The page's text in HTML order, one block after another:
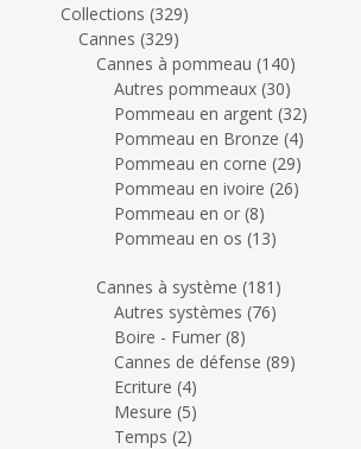
Collections (329)
Cannes (329)
Cannes à pommeau (140)
Autres pommeaux (30)
Pommeau en argent (32)
Pommeau en Bronze (4)
Pommeau en corne (29)
Pommeau en ivoire (26)
Pommeau en or (8)
Pommeau en os (13)
Cannes à système (181)
Autres systèmes (76)
Boire - Fumer (8)
Cannes de défense (89)
Ecriture (4)
Mesure (5)
Temps (2)